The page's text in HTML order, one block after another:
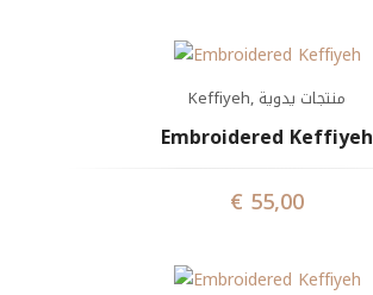
Keffiyeh, منتجات يدوية
Embroidered Keffiyeh
€ 55,00